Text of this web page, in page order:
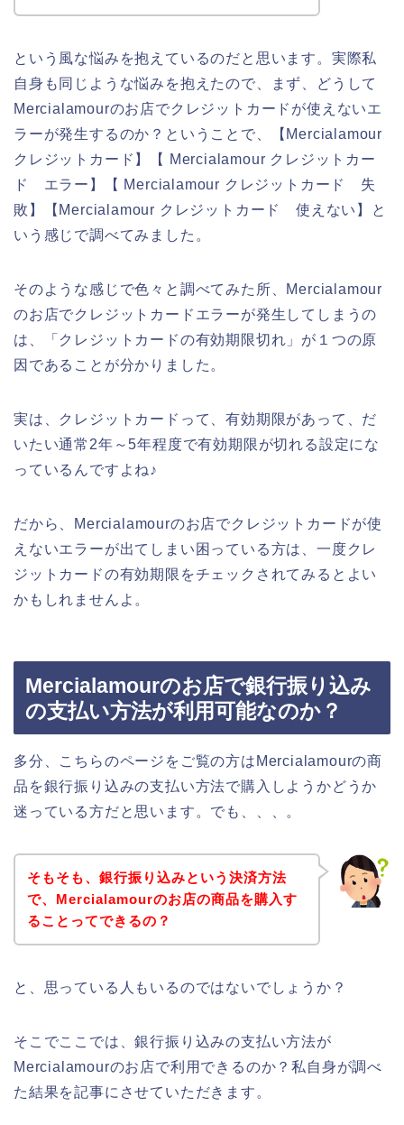
という風な悩みを抱えているのだと思います。実際私
自身も同じような悩みを抱えたので、まず、どうして
Mercialamourのお店でクレジットカードが使えないエ
ラーが発生するのか？ということで、【Mercialamour
クレジットカード】【 Mercialamour クレジットカー
ド エラー】【 Mercialamour クレジットカード 失
敗】【Mercialamour クレジットカード 使えない】と
いう感じで調べてみました。
そのような感じで色々と調べてみた所、Mercialamour
のお店でクレジットカードエラーが発生してしまうの
は、「クレジットカードの有効期限切れ」が１つの原
因であることが分かりました。
実は、クレジットカードって、有効期限があって、だ
いたい通常2年～5年程度で有効期限が切れる設定にな
っているんですよね♪
だから、Mercialamourのお店でクレジットカードが使
えないエラーが出てしまい困っている方は、一度クレ
ジットカードの有効期限をチェックされてみるとよい
かもしれませんよ。
Mercialamourのお店で銀行振り込み
の支払い方法が利用可能なのか？
多分、こちらのページをご覧の方はMercialamourの商
品を銀行振り込みの支払い方法で購入しようかどうか
迷っている方だと思います。でも、、、。
そもそも、銀行振り込みという決済方法
で、Mercialamourのお店の商品を購入す
ることってできるの？
と、思っている人もいるのではないでしょうか？
そこでここでは、銀行振り込みの支払い方法が
Mercialamourのお店で利用できるのか？私自身が調べ
た結果を記事にさせていただきます。